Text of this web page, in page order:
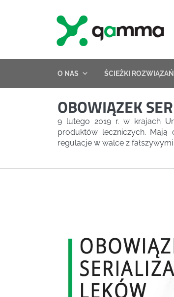
O NAS ŚCIEŻKI ROZWIĄZAŃ
OBOWIĄZEK
9 lutego 2019 r. w krajach
produktów leczniczych.
regulacje w walce z